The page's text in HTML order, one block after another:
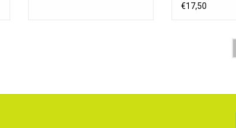
€17,50